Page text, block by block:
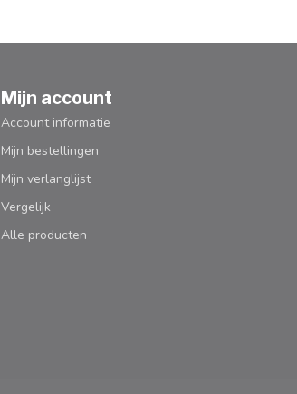
Mijn account
Account informatie
Mijn bestellingen
Mijn verlanglijst
Vergelijk
Alle producten